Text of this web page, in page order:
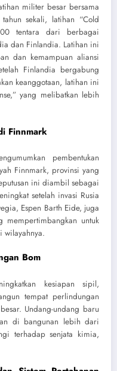
militer besar bersama
sekali, latihan “Cold
tentara dari berbagai
dan Finlandia. Latihan ini
dan kemampuan aliansi
Finlandia bergabung
keanggotaan, latihan ini
yang melibatkan lebih
Finnmark
pembentukan
Finnmark, provinsi yang
ini diambil sebagai
setelah invasi Rusia
Espen Barth Eide, juga
mempertimbangkan untuk
wilayahnya.
Bom
kesiapan sipil,
tempat perlindungan
Undang-undang baru
di bangunan lebih dari
terhadap senjata kimia,